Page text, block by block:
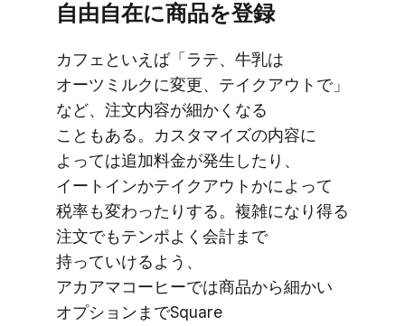
自由自在に​商品を​登録
カフェと​いえば​「ラテ、​牛乳は​
オーツミルクに​変更、​テイクアウトで」
など、​注文内容が​細かくなる​
こともある。​カスタマイズの​内容に​
よっては​追加料金が​発生したり、​
イートインか​テイクアウトかに​よって​
税率も​変わったりする。​複雑に​なり得る​
注文でも​テンポよく​会計まで​
持っていけるよう、​
アカアマコーヒーでは​商品から​細かい​
オプションまで​Square